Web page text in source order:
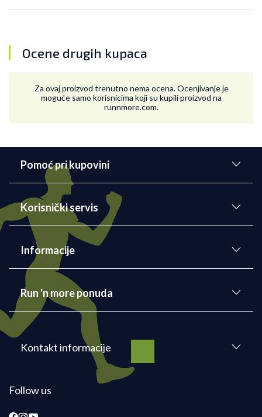
Ocene drugih kupaca
Za ovaj proizvod trenutno nema ocena. Ocenjivanje je
moguće samo korisnicima koji su kupili proizvod na
runnmore.com.
Pomoć pri kupovini
Korisnički servis
Informacije
Run 'n more ponuda
Kontakt informacije
Follow us